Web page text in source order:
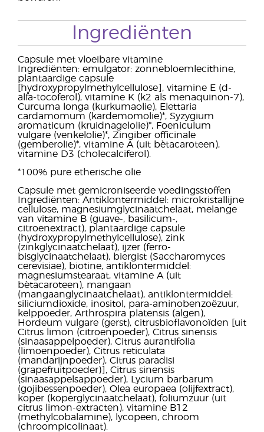
Ingrediënten
Capsule met vloeibare vitamine
Ingrediënten: emulgator: zonnebloemlecithine,
plantaardige capsule
[hydroxypropylmethylcellulose], vitamine E (d-
alfa-tocoferol), vitamine K (k2 als menaquinon-7),
Curcuma longa (kurkumaolie), Elettaria
cardamomum (kardemomolie)*, Syzygium
aromaticum (kruidnagelolie)*, Foeniculum
vulgare (venkelolie)*, Zingiber officinale
(gemberolie)*, vitamine A (uit bètacaroteen),
vitamine D3 (cholecalciferol).
*100% pure etherische olie
Capsule met gemicroniseerde voedingsstoffen
Ingrediënten: Antiklontermiddel: microkristallijne
cellulose, magnesiumglycinaatchelaat, melange
van vitamine B (guave-, basilicum-,
citroenextract), plantaardige capsule
(hydroxypropylmethylcellulose), zink
(zinkglycinaatchelaat), ijzer (ferro-
bisglycinaatchelaat), biergist (Saccharomyces
cerevisiae), biotine, antiklontermiddel:
magnesiumstearaat, vitamine A (uit
bètacaroteen), mangaan
(mangaanglycinaatchelaat), antiklontermiddel:
siliciumdioxide, inositol, para-aminobenzoëzuur,
kelppoeder, Arthrospira platensis (algen),
Hordeum vulgare (gerst), citrusbioflavonoïden [uit
Citrus limon (citroenpoeder), Citrus sinensis
(sinaasappelpoeder), Citrus aurantifolia
(limoenpoeder), Citrus reticulata
(mandarijnpoeder), Citrus paradisi
(grapefruitpoeder)], Citrus sinensis
(sinaasappelsappoeder), Lycium barbarum
(gojibessenpoeder), Olea europaea (olijfextract),
koper (koperglycinaatchelaat), foliumzuur (uit
citrus limon-extracten), vitamine B12
(methylcobalamine), lycopeen, chroom
(chroompicolinaat).